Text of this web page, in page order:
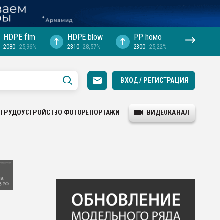
HDPE film
2080 25,96%
HDPE blow
2310 28,57%
PP hомо
2300 25,22%
ВХОД / РЕГИСТРАЦИЯ
ТРУДОУСТРОЙСТВО ФОТОРЕПОРТАЖИ ВИДЕОКАНАЛ